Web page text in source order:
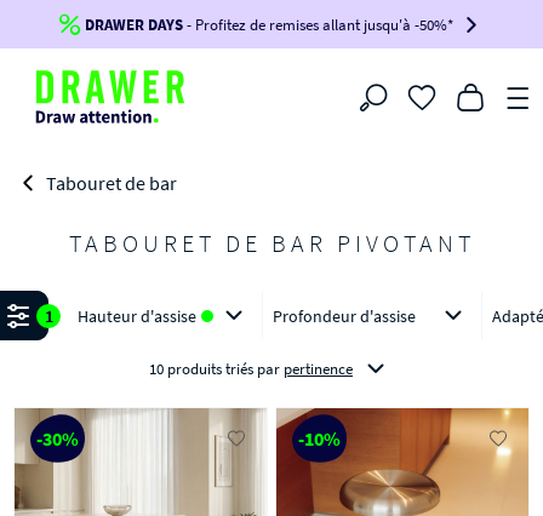
Jusqu'à-100€*sur votre commande !
BIKINI100
-voir conditions en bas de page-
DRAWER DAYS- Profitez de remises allant jusqu'à -50%*
Filtrer
Tabouret de bar
TABOURET DE BAR PIVOTANT
Affiner
1 Hauteur d'assise Profondeur d'assise
10 produits triés par pertinence
-30% -10%